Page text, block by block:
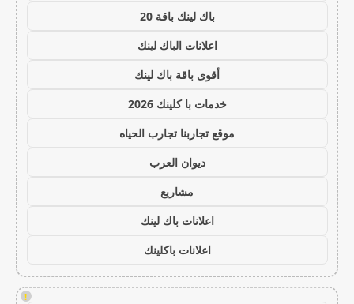
باك لينك باقة 20
اعلانات الباك لينك
أقوى باقة باك لينك
خدمات با كلينك 2026
موقع تجاربنا تجارب الحياه
ديوان العرب
مشاريع
اعلانات باك لينك
اعلانات باكلينك
!